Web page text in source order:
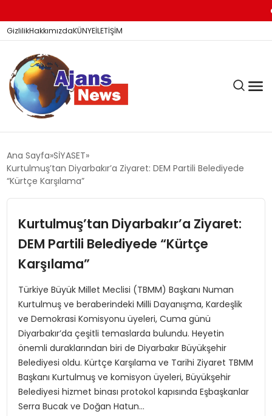
GizlilikHakkımızdaKÜNYEİLETİŞİM
KÖŞE YAZILARI
SİYASET
DÜNYA
YEREL HABERLER
EKONOMİ
EĞİTİM
Ana Sayfa SİYASET
Kurtulmuş’tan Diyarbakır’a Ziyaret: DEM Partili Belediyede
“Kürtçe Karşılama”
Kurtulmuş’tan Diyarbakır’a Ziyaret:
DEM Partili Belediyede “Kürtçe
Karşılama”
Türkiye Büyük Millet Meclisi (TBMM) Başkanı Numan
Kurtulmuş ve beraberindeki Milli Dayanışma, Kardeşlik
ve Demokrasi Komisyonu üyeleri, Cuma günü
Diyarbakır’da çeşitli temaslarda bulundu. Heyetin
önemli duraklarından biri de Diyarbakır Büyükşehir
Belediyesi oldu. Kürtçe Karşılama ve Tarihi Ziyaret TBMM
Başkanı Kurtulmuş ve komisyon üyeleri, Büyükşehir
Belediyesi hizmet binası protokol kapısında Eşbaşkanlar
Serra Bucak ve Doğan Hatun…